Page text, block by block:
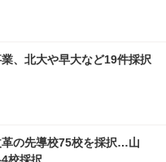
、北大や早大など19件採択
の先導校75校を採択…山